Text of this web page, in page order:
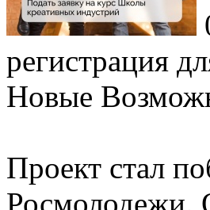
регистрация
Новые
Проект стал
Росмолодежи.